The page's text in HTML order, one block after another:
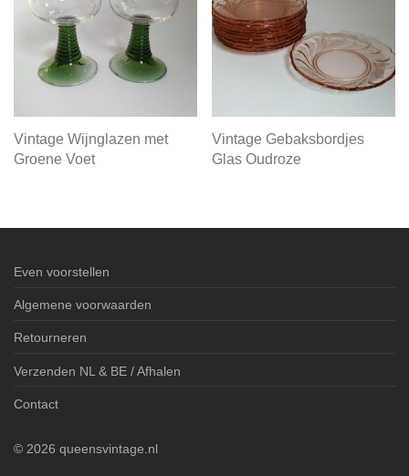
Vintage Wijnglazen met
Groene Voet
Vintage Gebaksbordjes
Glas Oudroze
Even voorstellen
Algemene voorwaarden
Retourneren
Verzenden NL & BE / Afhalen
Contact
© 2026 queensvintage.nl